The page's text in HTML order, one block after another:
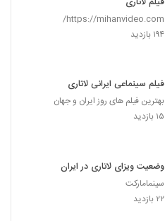
https://mihanvideo.com/
۱۹۴ بازدید
فیلم سینماعی ایرانی لاتاری
بهترین فیلم های روز ایران و جهان
۱۵ بازدید
وضعیت ویزای لاتاری در ایران
سینمامارکت
۲۲ بازدید